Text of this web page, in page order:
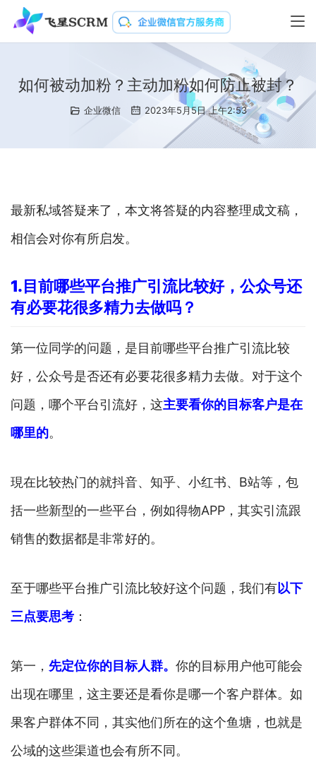
如何被动加粉？主动加粉如何防止被封？
企业微信 2023年5月5日 上午2:53
最新私域答疑来了，本文将答疑的内容整理成文稿，
相信会对你有所启发。
1.目前哪些平台推广引流比较好，公众号还
有必要花很多精力去做吗？
第一位同学的问题，是目前哪些平台推广引流比较
好，公众号是否还有必要花很多精力去做。对于这个
问题，哪个平台引流好，这主要看你的目标客户是在
哪里的。
現在比较热门的就抖音、知乎、小红书、B站等，包
括一些新型的一些平台，例如得物APP，其实引流跟
销售的数据都是非常好的。
至于哪些平台推广引流比较好这个问题，我们有以下
三点要思考 ：
第一， 先定位你的目标人群。 你的目标用户他可能会
出现在哪里，这主要还是看你是哪一个客户群体。如
果客户群体不同，其实他们所在的这个鱼塘，也就是
公域的这些渠道也会有所不同。